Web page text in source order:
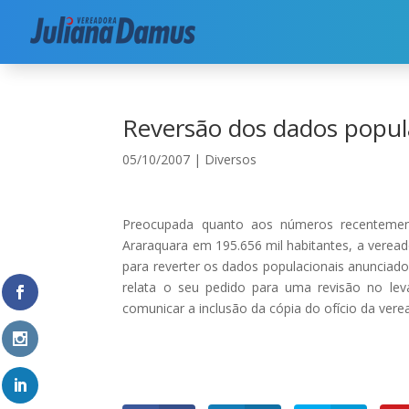
Início|Diversos
Reversão dos dados
05/10/2007 | Diversos
Preocupada quanto aos números
Araraquara em 195.656 mil habitantes, a
para reverter os dados populacionais
relata o seu pedido para uma revisão no
comunicar a inclusão da cópia do ofício da